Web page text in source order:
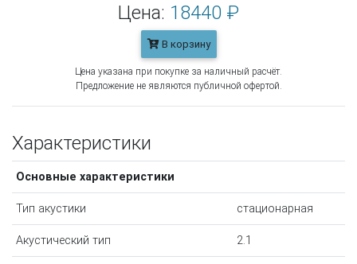
Цена: 18440 ₽
В корзину
Цена указана при покупке за наличный расчёт.
Предложение не являются публичной офертой.
Характеристики
Основные характеристики
Тип акустики стационарная
Акустический тип 2.1